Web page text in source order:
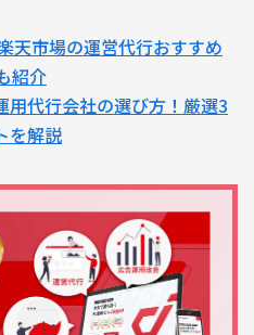
天市場の運営代行おすすめ
紹介
用代行会社の選び方！厳選3
を解説